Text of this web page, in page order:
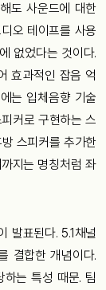
해도 사운드에 대한
오 테이프를 사용
없었다는 것이다.
효과적인 잡음 억
는 입체음향 기술
커로 구현하는 스
스피커를 추가한
지는 명칭처럼 좌
발표된다. 5.1채널
결합한 개념이다.
하는 특성 때문. 팀